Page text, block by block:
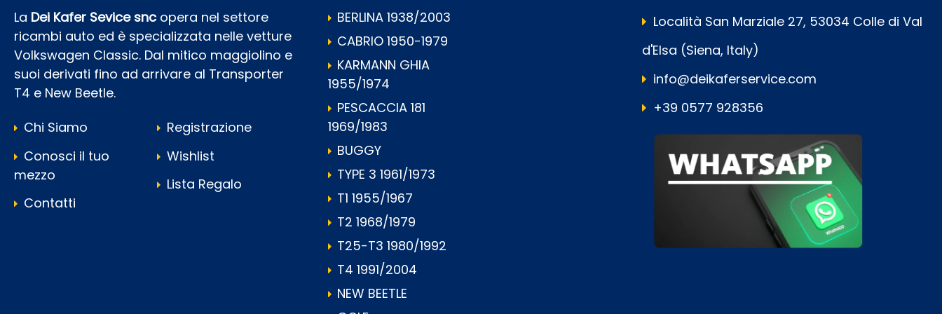
La Dei Kafer Sevice snc opera nel settore
ricambi auto ed è specializzata nelle vetture
Volkswagen Classic. Dal mitico maggiolino e
suoi derivati fino ad arrivare al Transporter
T4 e New Beetle.
Chi Siamo
Conosci il tuo
mezzo
Contatti
Registrazione
Wishlist
Lista Regalo
BERLINA 1938/2003
CABRIO 1950-1979
KARMANN GHIA
1955/1974
PESCACCIA 181
1969/1983
BUGGY
TYPE 3 1961/1973
T1 1955/1967
T2 1968/1979
T25-T3 1980/1992
T4 1991/2004
NEW BEETLE
Località San Marziale 27, 53034 Colle di Val
d'Elsa (Siena, Italy)
info@deikaferservice.com
+39 0577 928356